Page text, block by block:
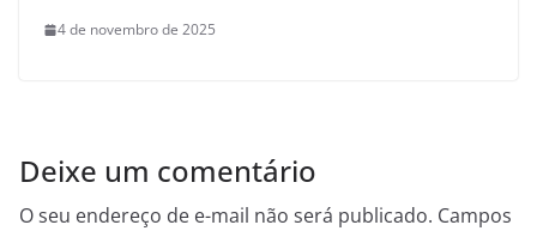
4 de novembro de 2025
Deixe um comentário
O seu endereço de e-mail não será publicado. Campos